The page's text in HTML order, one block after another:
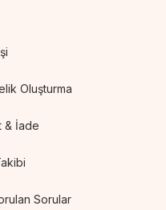
Oluşturma
& İade
Sorular